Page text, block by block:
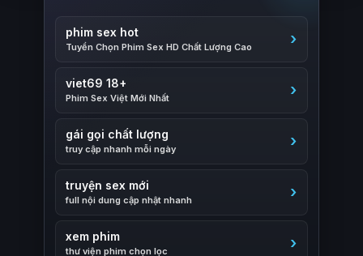
phim sex hot
Tuyển Chọn Phim Sex HD Chất Lượng Cao
viet69 18+
Phim Sex Việt Mới Nhất
gái gọi chất lượng
truy cập nhanh mỗi ngày
truyện sex mới
full nội dung cập nhật nhanh
xem phim
thư viện phim chọn lọc